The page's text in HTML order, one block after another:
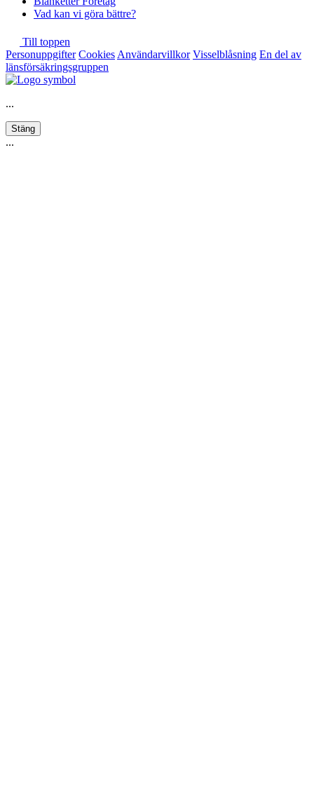
Vad kan vi göra bättre?
Till toppen
Personuppgifter Cookies Användarvillkor Visselblåsning En del av
länsförsäkringsgruppen
...
Stäng
...